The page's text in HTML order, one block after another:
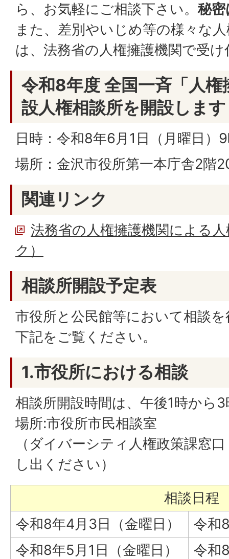
ら、お気軽にご相談下さい。 秘
また、差別やいじめ等の様々な
は、法務省の人権擁護機関で受
令和8年度 全国一斉「人
設人権相談所を開設します
日時：令和8年6月1日（月曜日）
場所：金沢市役所第一本庁舎2階
関連リンク
法務省の人権擁護機関による
ク）
相談所開設予定表
市役所と公民館等において相談
下記をご覧ください。
1.市役所における相談
相談所開設時間は、午後1時から
場所:市役所市民相談室
（ダイバーシティ人権政策課窓
し出ください）
相談日程
令和8年4月3日（金曜日）
令和
令和8年5月1日（金曜日）
令和